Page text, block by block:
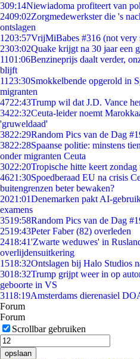
309:14Niewiadoma profiteert van
2409:02Zorgmedewerkster die 's
ontslagen
1203:57VrijMiBabes #316 (not very
2303:02Quake krijgt na 30 jaar een
1101:06Benzineprijs daalt verder,
blijft
11 23:30Smokkelbende opgerold in
migranten
4722:43Trump wil dat J.D. Vance
3422:32Ceuta-leider noemt
'gruweldaad'
3822:29Random Pics van de Dag
3822:28Spaanse politie: minstens
onder migranten Ceuta
3022:20Tropische hitte keert
4621:30Spoedberaad EU na crisis
buitengrenzen beter bewaken?
2021:01Denemarken pakt AI-
examens
3519:58Random Pics van de Dag
2519:43Peter Faber (82) overleden
2418:41'Zwarte weduwes' in
overlijdensuitkering
1518:32Ontslagen bij Halo Studios
3018:32Trump grijpt weer in op
geboorte in VS
3118:19Amsterdams dierenasiel
Forum
Forum
Scrollbar gebruiken
opslaan